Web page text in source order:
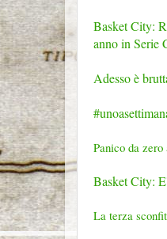
Basket City:
anno in Serie
Adesso è
Panico da
Basket City:
La terza